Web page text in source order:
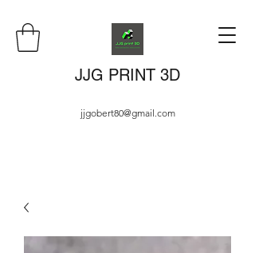
JJG PRINT 3D
jjgobert80@gmail.com